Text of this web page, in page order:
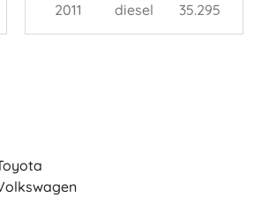
2011 diesel 35.295